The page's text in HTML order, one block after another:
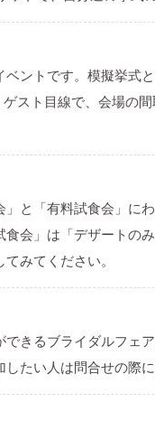
ントです。模擬挙式
スト目線で、会場の
と「有料試食会」に
会」は「デザートの
みてください。
きるブライダルフェ
たい人は問合せの際